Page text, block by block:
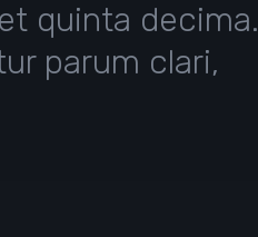
quinta decima.
parum clari,